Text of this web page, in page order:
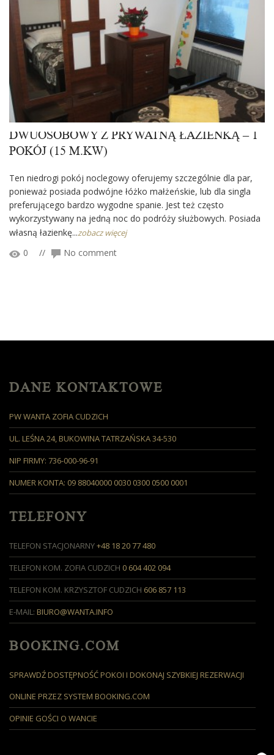
DWUOSOBOWY Z PRYWATNĄ ŁAZIENKĄ – 1
POKÓJ (15 M.KW)
Ten niedrogi pokój noclegowy oferujemy szczególnie dla par,
ponieważ posiada podwójne łóżko małżeńskie, lub dla singla
preferującego bardzo wygodne spanie. Jest też często
wykorzystywany na jedną noc do podróży służbowych. Posiada
własną łazienkę...zobacz więcej
0 // No comment
DANE KONTAKTOWE
PW WANTA ZOFIA CUDZICH
UL. LEŚNA 24, BUKOWINA TATRZAŃSKA 34-530
NIP FIRMY: 736-000-96-91
NUMER KONTA: 09 88040000 0030 0300 0500 0001
TELEFONY
TELEFON STACJONARNY+48 18 20 77 480
TELEFON KOM. ZOFIA CUDZICH 0 604 402 094
TELEFON KOM. KRZYSZTOF CUDZICH 606 857 113
E-MAIL: BIURO@WANTA.INFO
BOOKING.COM
SPRAWDŹ DOSTĘPNOŚĆ POKOI I DOKONAJ SZYBKIEJ REZERWACJI
ONLINE PRZEZ SYSTEM BOOKING.COM
OPINIE GOŚCI O WANCIE